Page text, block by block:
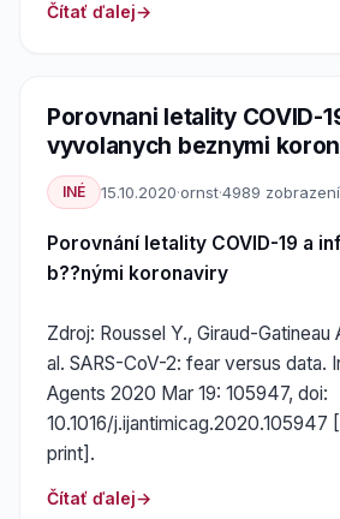
Čítať ďalej
Porovnani letality COVID-
vyvolanych beznymi
INÉ 15.10.2020·ornst·4989 zobrazení
Porovnání letality COVID-19 a
b??nými koronaviry
Zdroj: Roussel Y., Giraud-
al. SARS-CoV-2: fear versus data.
Agents 2020 Mar 19: 105947, doi:
10.1016/j.ijantimicag.2020.105947
print].
Čítať ďalej